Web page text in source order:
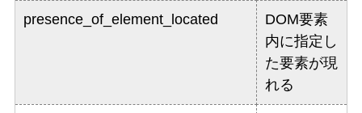
presence_of_element_located
DOM要素
内に指定し
た要素が現
れる